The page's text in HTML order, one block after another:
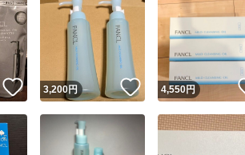
いいね！
3,200円 いいね！
4,550円